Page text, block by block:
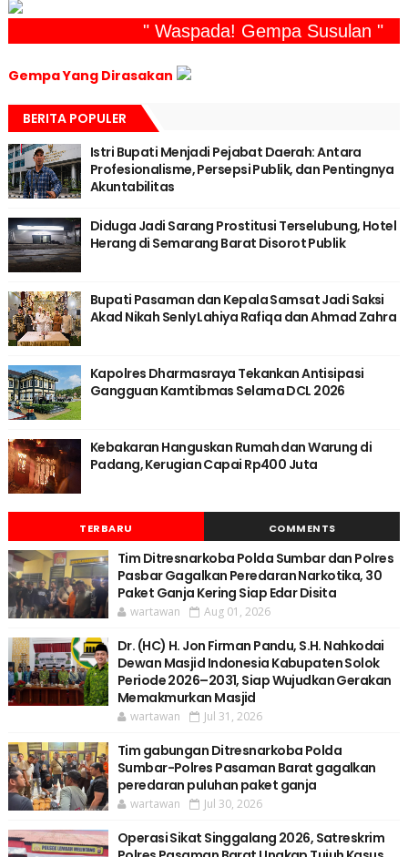
" Waspada! Gempa Susulan "
Gempa Yang Dirasakan
BERITA POPULER
Istri Bupati Menjadi Pejabat Daerah: Antara
Profesionalisme, Persepsi Publik, dan Pentingnya
Akuntabilitas
Diduga Jadi Sarang Prostitusi Terselubung, Hotel
Herang di Semarang Barat Disorot Publik
Bupati Pasaman dan Kepala Samsat Jadi Saksi
Akad Nikah Senly Lahiya Rafiqa dan Ahmad Zahra
Kapolres Dharmasraya Tekankan Antisipasi
Gangguan Kamtibmas Selama DCL 2026
Kebakaran Hanguskan Rumah dan Warung di
Padang, Kerugian Capai Rp400 Juta
TERBARU COMMENTS
Tim Ditresnarkoba Polda Sumbar dan Polres
Pasbar Gagalkan Peredaran Narkotika, 30
Paket Ganja Kering Siap Edar Disita
wartawan Aug 01, 2026
Dr. (HC) H. Jon Firman Pandu, S.H. Nahkodai
Dewan Masjid Indonesia Kabupaten Solok
Periode 2026–2031, Siap Wujudkan Gerakan
Memakmurkan Masjid
wartawan Jul 31, 2026
Tim gabungan Ditresnarkoba Polda
Sumbar-Polres Pasaman Barat gagalkan
peredaran puluhan paket ganja
wartawan Jul 30, 2026
Operasi Sikat Singgalang 2026, Satreskrim